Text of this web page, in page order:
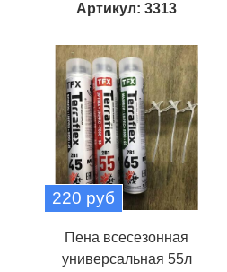
Артикул: 3313
220 руб
Пена всесезонная
универсальная 55л